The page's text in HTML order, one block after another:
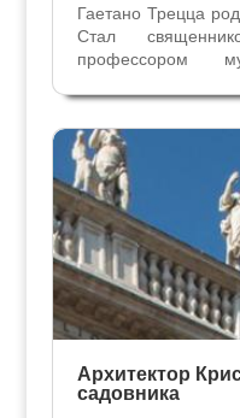
Гаетано Трецца
Стал
профессором
крамоле,
преподавания. В
Ломбардию, где
Архитектор
садовника